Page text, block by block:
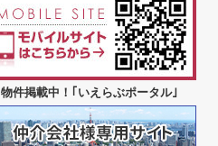
物件掲載中！｢いえらぶポータル｣